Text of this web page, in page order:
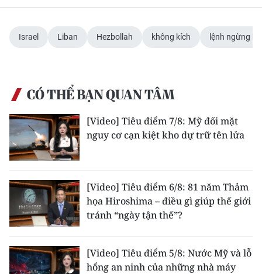
Media Giáo dục
Media Y tế
Media Khoa học - Công nghệ
Ảnh
Infographic
TIN MỚI
Israel Liban Hezbollah không kích lệnh ngừng
CÓ THỂ BẠN QUAN TÂM
[Video] Tiêu điểm 7/8: Mỹ đối mặt
nguy cơ cạn kiệt kho dự trữ tên lửa
[Video] Tiêu điểm 6/8: 81 năm Thảm
họa Hiroshima – điều gì giúp thế giới
tránh “ngày tận thế”?
[Video] Tiêu điểm 5/8: Nước Mỹ và lỗ
hổng an ninh của những nhà máy